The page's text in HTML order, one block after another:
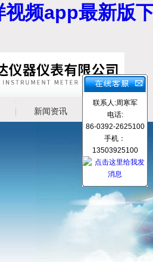
视频app最新版
新闻资讯 产品展示
联系人:周寒军
电话:
86-0392-2625100
手机：
13503925100